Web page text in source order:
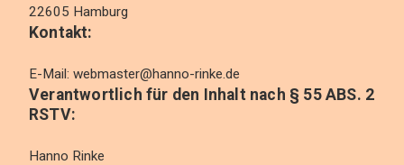
Kinosaal
22605 Hamburg
Kontakt:
E-Mail: webmaster@hanno-rinke.de
Verantwortlich für den Inhalt nach § 55 ABS. 2
RSTV:
Hanno Rinke